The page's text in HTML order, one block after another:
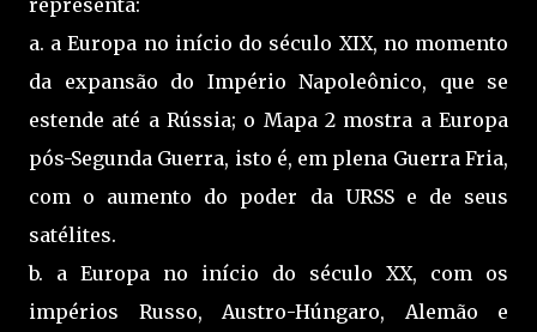
a. a Europa no início do século XIX, no momento
da expansão do Império Napoleônico, que se
estende até a Rússia; o Mapa 2 mostra a Europa
pós-Segunda Guerra, isto é, em plena Guerra Fria,
com o aumento do poder da URSS e de seus
satélites.
b. a Europa no início do século XX, com os
impérios Russo, Austro-Húngaro, Alemão e